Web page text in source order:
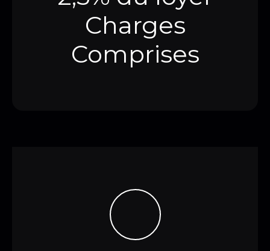
Charges
Comprises